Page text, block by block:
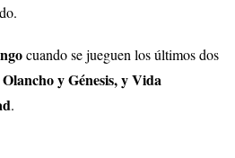
cuando se jueguen los últimos dos
Olancho y Génesis, y Vida
.